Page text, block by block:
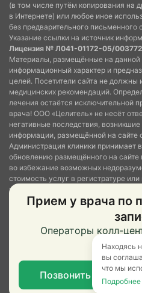
Прием у врача по
Операторы колл-
Позвонить в колл-
(в том числе путём копирования на
в Интернете) или любое иное
без предварительного письменного
Указание ссылки на источник
Лицензия № Л041-01172-05/
Материалы, размещённые на данной
информационный характер и
целей. Посетители сайта не должны
медицинских рекомендаций.
лечения остаётся исключительной
врача! ООО «Целитель» не несёт
негативные последствия, возникшие
информации, размещённой на сайте
Администрация клиники принимает
обновлению размещённого на сайте
во избежание возможных
стоимость услуг в регистратуре
указанному в шапке сайта.
Медицинские услуги оказываются
Находясь
вы
что мы
Подробнее